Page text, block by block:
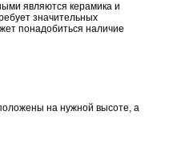
являются керамика и
значительных
понадобиться наличие
на нужной высоте, а